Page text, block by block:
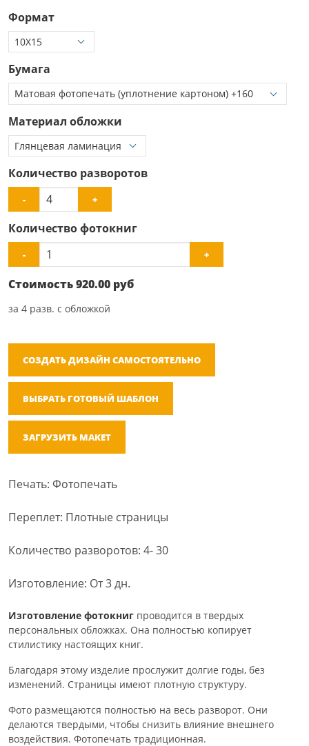
Формат
Бумага
Материал обложки
Количество разворотов
- +
Количество фотокниг
- +
Стоимость920.00 руб
за 4 разв. с обложкой
СОЗДАТЬ ДИЗАЙН САМОСТОЯТЕЛЬНО
ВЫБРАТЬ ГОТОВЫЙ ШАБЛОН
ЗАГРУЗИТЬ МАКЕТ
Печать: Фотопечать
Переплет: Плотные страницы
Количество разворотов: 4- 30
Изготовление: От 3 дн.
Изготовление фотокниг проводится в твердых
персональных обложках. Она полностью копирует
стилистику настоящих книг.
Благодаря этому изделие прослужит долгие годы, без
изменений. Страницы имеют плотную структуру.
Фото размещаются полностью на весь разворот. Они
делаются твердыми, чтобы снизить влияние внешнего
воздействия. Фотопечать традиционная.